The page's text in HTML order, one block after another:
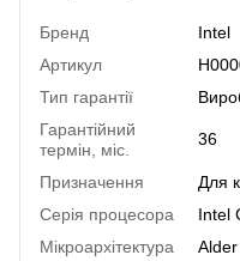
Бренд
Intel
Артикул
Тип гарантії
Гарантійний
термін, міс.
36
Призначення Для
Серія процесора
Intel
Мікроархітектура